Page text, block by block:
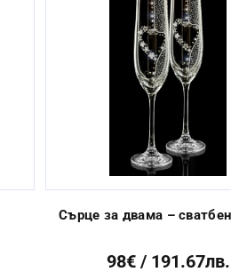
Сърце за двама –
98€ / 191.67лв.